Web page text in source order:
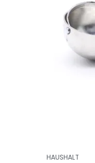
HAUSHALT